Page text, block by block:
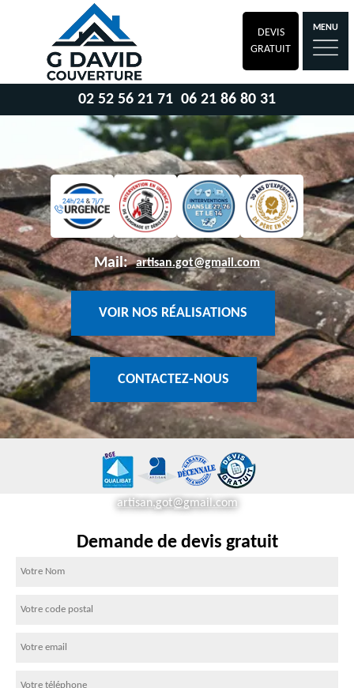
DEVIS
GRATUIT
MENU
02 52 56 21 71 06 21 86 80 31
Mail: artisan.got@gmail.com
VOIR NOS RÉALISATIONS
CONTACTEZ-NOUS
artisan.got@gmail.com
Demande de devis gratuit